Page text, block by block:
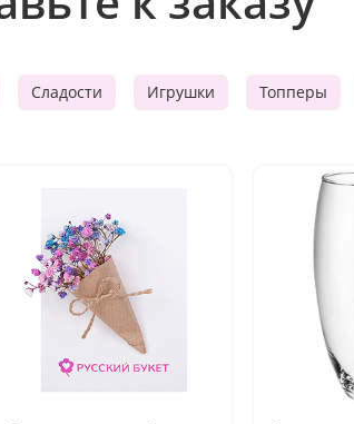
Сладости Игрушки Топперы